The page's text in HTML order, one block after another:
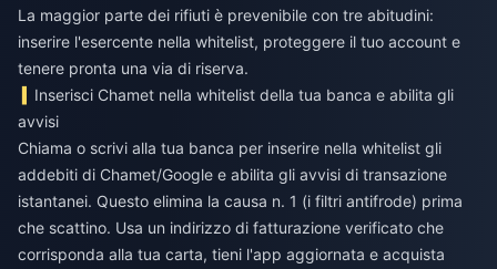
La maggior parte dei rifiuti è prevenibile con tre abitudini:
inserire l'esercente nella whitelist, proteggere il tuo account e
tenere pronta una via di riserva.
Inserisci Chamet nella whitelist della tua banca e abilita gli
avvisi
Chiama o scrivi alla tua banca per inserire nella whitelist gli
addebiti di Chamet/Google e abilita gli avvisi di transazione
istantanei. Questo elimina la causa n. 1 (i filtri antifrode) prima
che scattino. Usa un indirizzo di fatturazione verificato che
corrisponda alla tua carta, tieni l'app aggiornata e acquista